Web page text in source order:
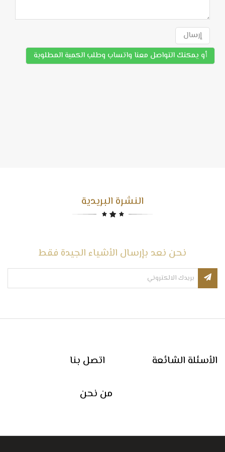
إرسال
أو يمكنك التواصل معنا واتساب وطلب الكمية المطلوبة
النشرة البريدية
نحن نعد بإرسال الأشياء الجيدة فقط
اتصل بنا الأسئلة الشائعة
من نحن